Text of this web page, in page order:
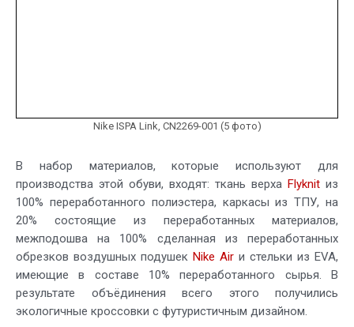
Nike ISPA Link, CN2269-001 (5 фото)
В набор материалов, которые используют для
производства этой обуви, входят: ткань верха Flyknit из
100% переработанного полиэстера, каркасы из ТПУ, на
20% состоящие из переработанных материалов,
межподошва на 100% сделанная из переработанных
обрезков воздушных подушек Nike Air и стельки из EVA,
имеющие в составе 10% переработанного сырья. В
результате объёдинения всего этого получились
экологичные кроссовки с футуристичным дизайном.